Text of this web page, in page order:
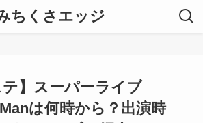
ちくさエッジ
テ】スーパーライブ
は何時から？出演時